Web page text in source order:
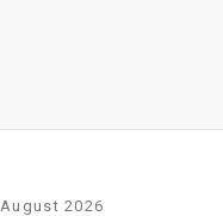
August 2026